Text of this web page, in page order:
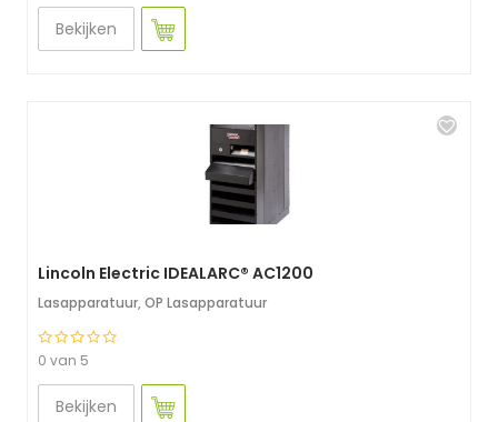
Bekijken
Lincoln Electric IDEALARC® AC1200
Lasapparatuur, OP Lasapparatuur
0 van 5
Bekijken